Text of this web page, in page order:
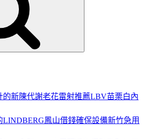
的新陳代謝老花雷射推薦LBV苗栗白內
LINDBERG鳳山借錢確保設備新竹急用